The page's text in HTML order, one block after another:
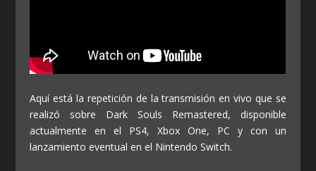
Aquí está la repetición de la transmisión en vivo que se
realizó sobre Dark Souls Remastered, disponible
actualmente en el PS4, Xbox One, PC y con un
lanzamiento eventual en el Nintendo Switch.